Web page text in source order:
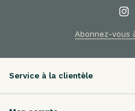
Abonnez-vous
Service à la clientèle